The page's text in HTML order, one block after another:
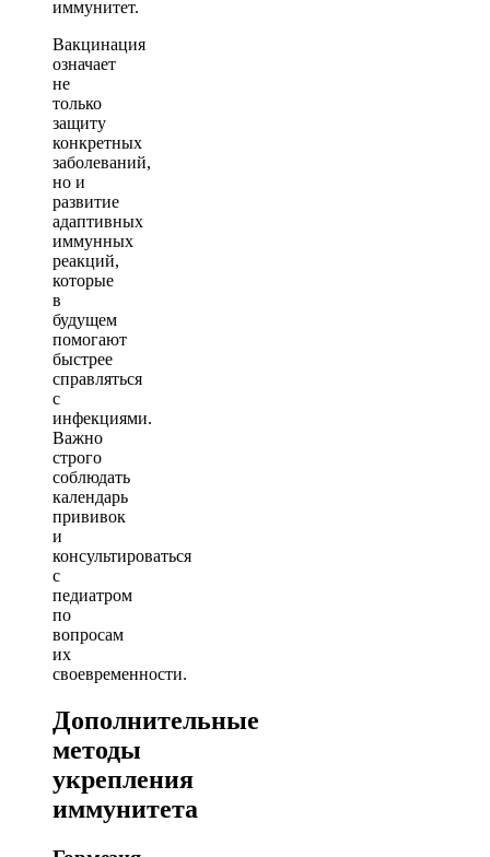
иммунитет.
Вакцинация
означает
не
только
защиту
конкретных
заболеваний,
но и
развитие
адаптивных
иммунных
реакций,
которые
в
будущем
помогают
быстрее
справляться
с
инфекциями.
Важно
строго
соблюдать
календарь
прививок
и
консультироваться
с
педиатром
по
вопросам
их
своевременности.
Дополнительные
методы
укрепления
иммунитета